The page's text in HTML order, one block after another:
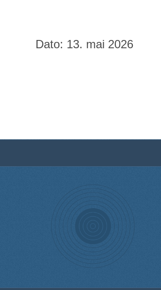
Dato: 13. mai 2026